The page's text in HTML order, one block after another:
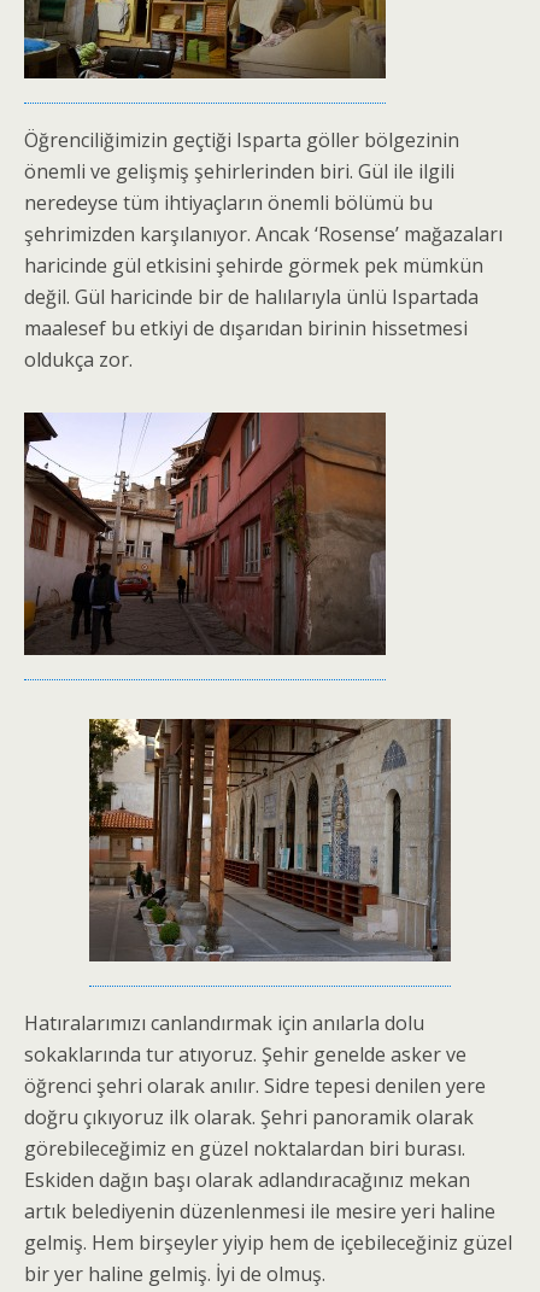
Öğrenciliğimizin geçtiği Isparta göller bölgezinin
önemli ve gelişmiş şehirlerinden biri. Gül ile ilgili
neredeyse tüm ihtiyaçların önemli bölümü bu
şehrimizden karşılanıyor. Ancak ‘Rosense’ mağazaları
haricinde gül etkisini şehirde görmek pek mümkün
değil. Gül haricinde bir de halılarıyla ünlü Ispartada
maalesef bu etkiyi de dışarıdan birinin hissetmesi
oldukça zor.
Hatıralarımızı canlandırmak için anılarla dolu
sokaklarında tur atıyoruz. Şehir genelde asker ve
öğrenci şehri olarak anılır. Sidre tepesi denilen yere
doğru çıkıyoruz ilk olarak. Şehri panoramik olarak
görebileceğimiz en güzel noktalardan biri burası.
Eskiden dağın başı olarak adlandıracağınız mekan
artık belediyenin düzenlenmesi ile mesire yeri haline
gelmiş. Hem birşeyler yiyip hem de içebileceğiniz güzel
bir yer haline gelmiş. İyi de olmuş.